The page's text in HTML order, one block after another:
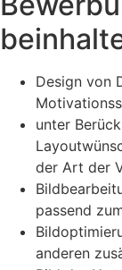
Design von
unter
der Art der
passend
anderen